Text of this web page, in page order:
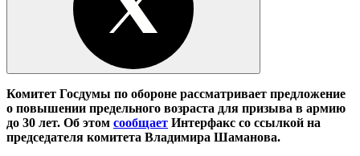
Комитет Госдумы по обороне рассматривает предложение
о повышении предельного возраста для призыва в армию
до 30 лет. Об этом сообщает Интерфакс со ссылкой на
председателя комитета Владимира Шаманова.